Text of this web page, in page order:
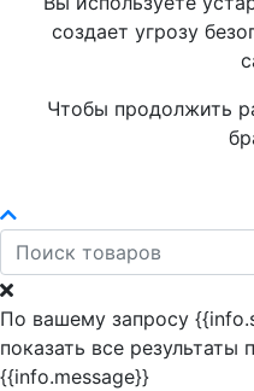
создает угрозу
Чтобы продолжить
По вашему запросу
показать все результаты
{{info.message}}